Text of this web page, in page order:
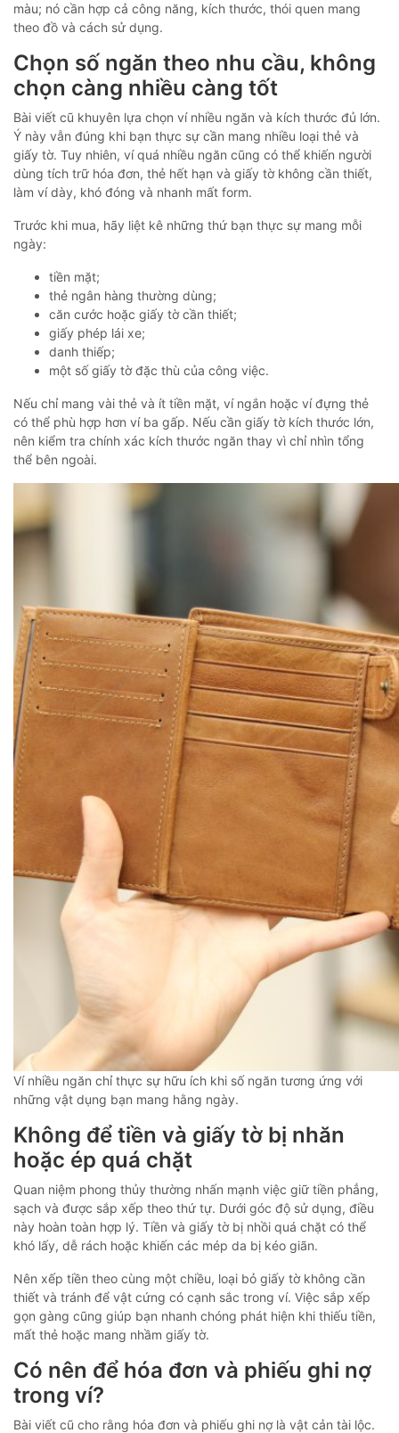
màu; nó cần hợp cả công năng, kích thước, thói quen mang
theo đồ và cách sử dụng.
Chọn số ngăn theo nhu cầu, không
chọn càng nhiều càng tốt
Bài viết cũ khuyên lựa chọn ví nhiều ngăn và kích thước đủ lớn.
Ý này vẫn đúng khi bạn thực sự cần mang nhiều loại thẻ và
giấy tờ. Tuy nhiên, ví quá nhiều ngăn cũng có thể khiến người
dùng tích trữ hóa đơn, thẻ hết hạn và giấy tờ không cần thiết,
làm ví dày, khó đóng và nhanh mất form.
Trước khi mua, hãy liệt kê những thứ bạn thực sự mang mỗi
ngày:
tiền mặt;
thẻ ngân hàng thường dùng;
căn cước hoặc giấy tờ cần thiết;
giấy phép lái xe;
danh thiếp;
một số giấy tờ đặc thù của công việc.
Nếu chỉ mang vài thẻ và ít tiền mặt, ví ngắn hoặc ví đựng thẻ
có thể phù hợp hơn ví ba gấp. Nếu cần giấy tờ kích thước lớn,
nên kiểm tra chính xác kích thước ngăn thay vì chỉ nhìn tổng
thể bên ngoài.
Ví nhiều ngăn chỉ thực sự hữu ích khi số ngăn tương ứng với
những vật dụng bạn mang hằng ngày.
Không để tiền và giấy tờ bị nhăn
hoặc ép quá chặt
Quan niệm phong thủy thường nhấn mạnh việc giữ tiền phẳng,
sạch và được sắp xếp theo thứ tự. Dưới góc độ sử dụng, điều
này hoàn toàn hợp lý. Tiền và giấy tờ bị nhồi quá chặt có thể
khó lấy, dễ rách hoặc khiến các mép da bị kéo giãn.
Nên xếp tiền theo cùng một chiều, loại bỏ giấy tờ không cần
thiết và tránh để vật cứng có cạnh sắc trong ví. Việc sắp xếp
gọn gàng cũng giúp bạn nhanh chóng phát hiện khi thiếu tiền,
mất thẻ hoặc mang nhầm giấy tờ.
Có nên để hóa đơn và phiếu ghi nợ
trong ví?
Bài viết cũ cho rằng hóa đơn và phiếu ghi nợ là vật cản tài lộc.